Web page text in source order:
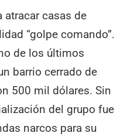
atracar casas de
“golpe comando”.
de los últimos
barrio cerrado de
500 mil dólares. Sin
del grupo fue
narcos para su